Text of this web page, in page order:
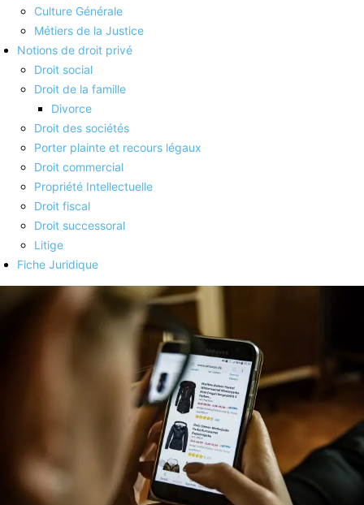
Culture Générale
Métiers de la Justice
Notions de droit privé
Droit social
Droit de la famille
Divorce
Droit des sociétés
Porter plainte et recours légaux
Droit commercial
Propriété Intellectuelle
Droit fiscal
Droit successoral
Litige
Fiche Juridique